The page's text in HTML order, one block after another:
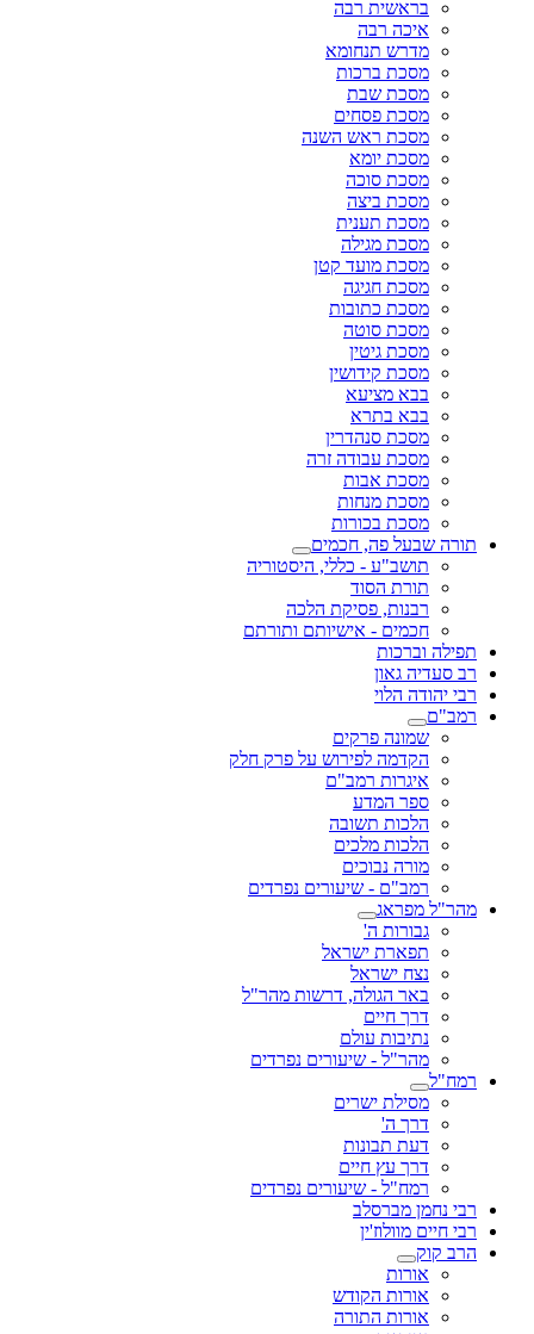
בראשית רבה
איכה רבה
מדרש תנחומא
מסכת ברכות
מסכת שבת
מסכת פסחים
מסכת ראש השנה
מסכת יומא
מסכת סוכה
מסכת ביצה
מסכת תענית
מסכת מגילה
מסכת מועד קטן
מסכת חגיגה
מסכת כתובות
מסכת סוטה
מסכת גיטין
מסכת קידושין
בבא מציעא
בבא בתרא
מסכת סנהדרין
מסכת עבודה זרה
מסכת אבות
מסכת מנחות
מסכת בכורות
תורה שבעל פה, חכמים
תושב"ע - כללי, היסטוריה
תורת הסוד
רבנות, פסיקת הלכה
חכמים - אישיותם ותורתם
תפילה וברכות
רב סעדיה גאון
רבי יהודה הלוי
רמב"ם
שמונה פרקים
הקדמה לפירוש על פרק חלק
איגרות רמב"ם
ספר המדע
הלכות תשובה
הלכות מלכים
מורה נבוכים
רמב"ם - שיעורים נפרדים
מהר"ל מפראג
גבורות ה'
תפארת ישראל
נצח ישראל
באר הגולה, דרשות מהר"ל
דרך חיים
נתיבות עולם
מהר"ל - שיעורים נפרדים
רמח"ל
מסילת ישרים
דרך ה'
דעת תבונות
דרך עץ חיים
רמח"ל - שיעורים נפרדים
רבי נחמן מברסלב
רבי חיים מוולוז'ין
הרב קוק
אורות
אורות הקודש
אורות התורה